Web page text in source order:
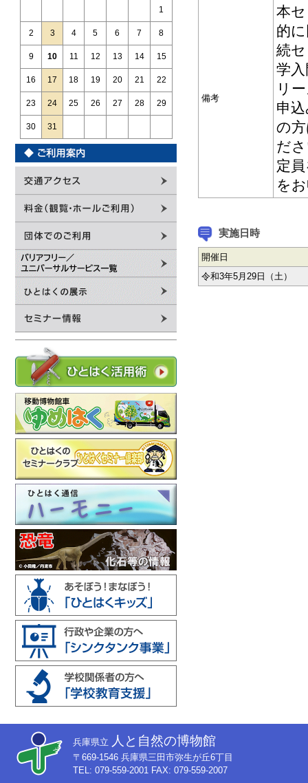
1
2 3 4 5 6 7 8
9 10 11 12 13 14 15
16 17 18 19 20 21 22
23 24 25 26 27 28 29
30 31
備考
本
的
続
学
リ
申
の
だ
定
を
実施日時
開催日
令和3年5月29日（土）
兵庫県立 人と自然の博物館
〒669-1546 兵庫県三田市弥生が丘6丁目
TEL: 079-559-2001 FAX: 079-559-2007